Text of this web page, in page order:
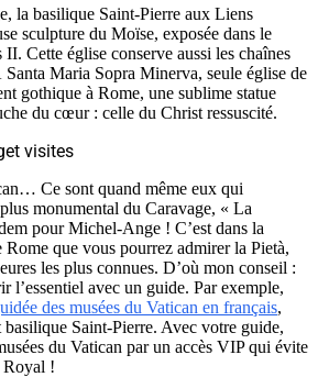
la basilique Saint-Pierre aux Liens
sculpture du Moïse, exposée dans le
II. Cette église conserve aussi les chaînes
Maria Sopra Minerva, seule église de
gothique à Rome, une sublime statue
du cœur : celle du Christ ressuscité.
visites
Ce sont quand même eux qui
monumental du Caravage, « La
pour Michel-Ange ! C’est dans la
que vous pourrez admirer la Pietà,
les plus connues. D’où mon conseil :
l’essentiel avec un guide. Par exemple,
des musées du Vatican en français,
Saint-Pierre. Avec votre guide,
du Vatican par un accès VIP qui évite
Royal !